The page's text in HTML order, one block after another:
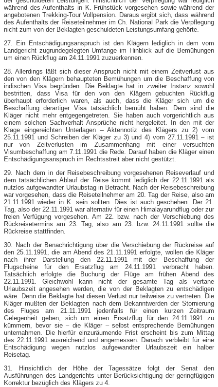
während des Aufenthalts in K. Frühstück vorgesehen sowie während der
angebotenen Trekking-​Tour Vollpension. Daraus ergibt sich, dass während
des Aufenthalts der Reiseteilnehmer im Ch. National Park die Verpflegung
nicht zum von der Beklagten geschuldeten Leistungsumfang gehörte.
27. Ein Entschädigungsanspruch ist den Klägern lediglich in dem vom
Landgericht zugrundegelegten Umfange im Hinblick auf die Bemühungen
um einen Rückflug am 24.11.1991 zuzuerkennen.
28. Allerdings läßt sich dieser Anspruch nicht mit einem Zeitverlust aus
den von den Klägern behaupteten Bemühungen um die Beschaffung von
indischen Visa begründen. Die Beklagte hat in zweiter Instanz sowohl
bestritten, dass Visa für den von den Klägern gebuchten Rückflug
überhaupt erforderlich waren, als auch, dass die Kläger sich um die
Beschaffung derartiger Visa tatsächlich bemüht haben. Dem sind die
Kläger nicht mehr entgegengetreten. Sie haben auch vorgerichtlich aus
einem solchen Sachverhalt Ansprüche nicht hergeleitet. In den mit der
Klage eingereichten Unterlagen – Aktennotiz des Klägers zu 2) vom
25.11.1991 und Schreiben der Kläger zu 3) und 4) vom 27.11.1991 – ist
nur von Zeitverlusten im Zusammenhang mit einer versuchten
Visumbeschaffung am 7.11.1991 die Rede. Darauf haben die Kläger einen
Entschädigungsanspruch im Rechtsstreit aber nicht gestützt.
29. Nach dem in der Reisebeschreibung vorgesehenen Reiseverlauf und
dem tatsächlichen Ablauf der Reise kommt lediglich der 22.11.1991 als
nutzlos aufgewandter Urlaubstag in Betracht. Nach der Reisebeschreibung
war vorgesehen, dass die Reiseteilnehmer am 20. Tag der Reise, also am
21.11.1991 wieder in K. sein sollten. Dies ist auch geschehen. Der 21.
Tag, also der 22.11.1991 war alternativ für einen Himalayarundflug oder zur
freien Verfügung vorgesehen. Am 22. bzw. nach der Verschiebung des
Rückreisetermins am 23. Tag, also am 23. bzw. 24.11.1991 sollte die
Rückreise stattfinden.
30. Nach der Benachrichtigung über die Verschiebung der Rückreise auf
den 25.11.1991, die am Abend des 21.11.1991 erfolgte, wollen die Kläger
nach ihrer Darstellung den 22.11.1991 mit der Beschaffung der
Flugscheine für den Ersatzflug am 24.11.1991 verbracht haben.
Tatsächlich erfolgte die Buchung der Flüge am frühen Abend des
22.11.1991. Gleichwohl kann nicht der gesamte Tag als vertane
Urlaubszeit angesehen werden, die von der Beklagten zu entschädigen
wäre. Denn die Beklagte hat diesen Verlust nur teilweise zu vertreten. Die
Kläger mußten der Beklagten nach dem Bekanntwerden der Stornierung
des Fluges am 21.11.1991 jedenfalls für einen kurzen Zeitraum
Gelegenheit geben, sich um einen Ersatzflug für den 24.11.1991 zu
kümmern, bevor sie – die Kläger – selbst entsprechende Bemühungen
unternahmen. Die hierfür einzuräumende Frist erscheint bis zum Mittag
des 22.11.1991 ausreichend und angemessen. Danach verbleibt für eine
Entschädigung wegen nutzlos aufgewandter Urlaubszeit ein halber
Reisetag.
31. Hinsichtlich der Höhe der Tagessätze folgt der Senat den
Ausführungen des Landgerichts unter Berücksichtigung der geringfügigen
Korrektur bezüglich des Klägers zu 4.